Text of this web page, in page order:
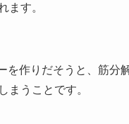
ます。
を作りだそうと、筋
まうことです。